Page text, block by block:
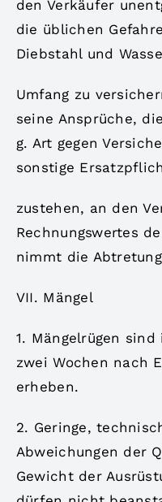
den Verkäufer
die üblichen
Diebstahl und
Umfang zu
seine Ansprüche,
g. Art gegen
sonstige
zustehen, an den
Rechnungswertes
nimmt die
VII. Mängel
1. Mängelrügen
zwei Wochen nach
erheben.
2. Geringe,
Abweichungen der
Gewicht der